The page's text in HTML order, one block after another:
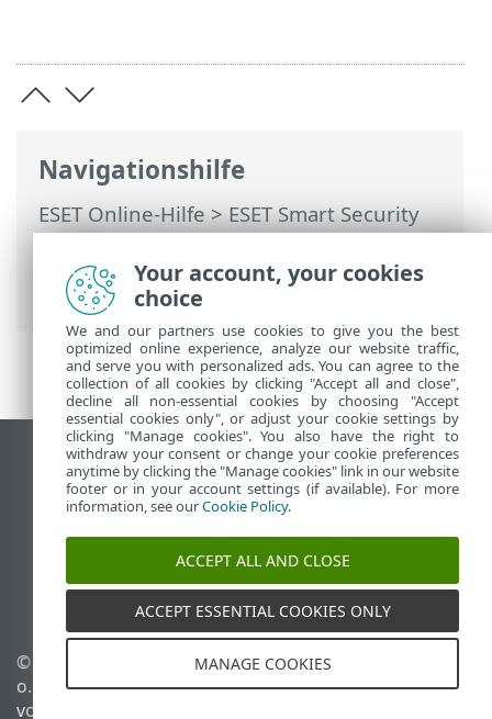
Navigationshilfe
ESET Online-Hilfe>ESET Smart Security
Premium>Erweiterte Einstellungen>
Schutzfunktionen>
Netzwerkzugriffsschutz
> IP-Sätze
Desktop-Site anzeigen
End of Life
ESET Knowledgebase
ESET-Forum
ESET Status Portal
Regionaler Support
© 1992 - 2026 ESET, spol. s r.
o. - Alle Rechte
vorbehalten.
Cookies verwalten
Cookie-Richtlinie
Your account, your cookies
choice
We and our partners use cookies to give you the best
optimized online experience, analyze our website traffic,
and serve you with personalized ads. You can agree to the
collection of all cookies by clicking "Accept all and close",
decline all non-essential cookies by choosing "Accept
essential cookies only", or adjust your cookie settings by
clicking "Manage cookies". You also have the right to
withdraw your consent or change your cookie preferences
anytime by clicking the "Manage cookies" link in our website
footer or in your account settings (if available). For more
information, see ourCookie Policy.
ACCEPT ALL AND CLOSE
ACCEPT ESSENTIAL COOKIES ONLY
MANAGE COOKIES